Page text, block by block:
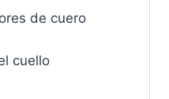
de cuero
cuello